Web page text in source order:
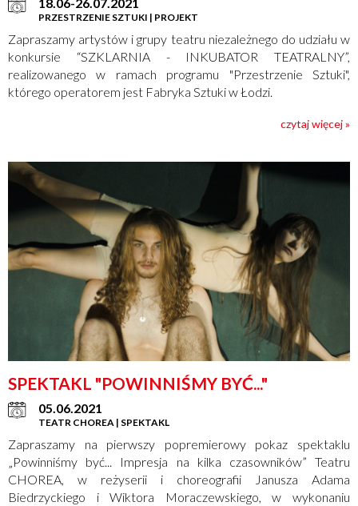
18.06-26.07.2021
PRZESTRZENIE SZTUKI | PROJEKT
Zapraszamy artystów i grupy teatru niezależnego do udziału w
konkursie “SZKLARNIA - INKUBATOR TEATRALNY”,
realizowanego w ramach programu "Przestrzenie Sztuki",
którego operatorem jest Fabryka Sztuki w Łodzi.
czytaj więcej »
SPEKTAKL "POWINNIŚMY BYĆ..."
05.06.2021
TEATR CHOREA | SPEKTAKL
Zapraszamy na pierwszy popremierowy pokaz spektaklu
„Powinniśmy być... Impresja na kilka czasowników” Teatru
CHOREA, w reżyserii i choreografii Janusza Adama
Biedrzyckiego i Wiktora Moraczewskiego, w wykonaniu